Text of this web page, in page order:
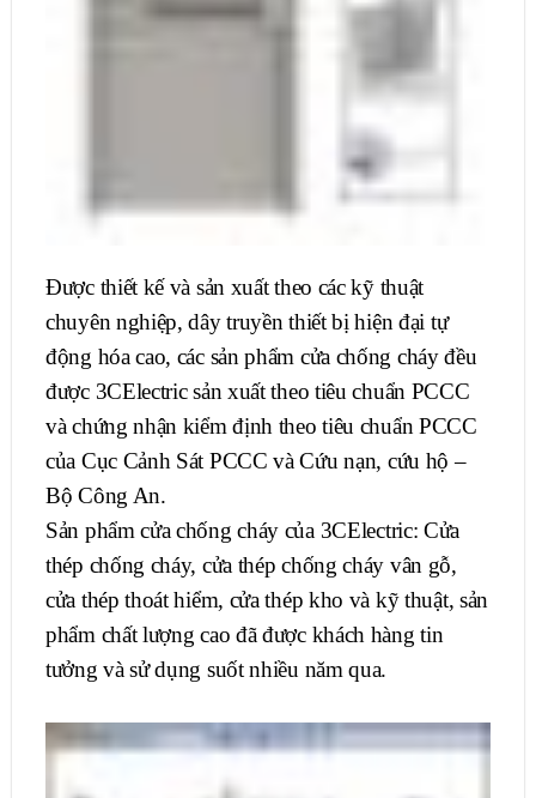
Được thiết kế và sản xuất theo các kỹ thuật
chuyên nghiệp, dây truyền thiết bị hiện đại tự
động hóa cao, các sản phẩm cửa chống cháy đều
được 3CElectric sản xuất theo tiêu chuẩn PCCC
và chứng nhận kiểm định theo tiêu chuẩn PCCC
của Cục Cảnh Sát PCCC và Cứu nạn, cứu hộ –
Bộ Công An.
Sản phẩm cửa chống cháy của 3CElectric: Cửa
thép chống cháy, cửa thép chống cháy vân gỗ,
cửa thép thoát hiểm, cửa thép kho và kỹ thuật, sản
phẩm chất lượng cao đã được khách hàng tin
tưởng và sử dụng suốt nhiều năm qua.